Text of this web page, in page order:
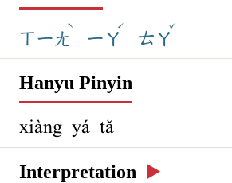
ㄒㄧㄤ
ˋ
ㄧㄚ
ˊ
ㄊㄚ
ˇ
Hanyu Pinyin
xiàng yá tǎ
Interpretation ▶️